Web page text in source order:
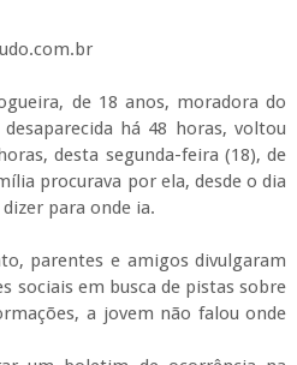
de 18 anos, moradora do
há 48 horas, voltou
desta segunda-feira (18), de
procurava por ela, desde o dia
para onde ia.
parentes e amigos divulgaram
sociais em busca de pistas sobre
a jovem não falou onde